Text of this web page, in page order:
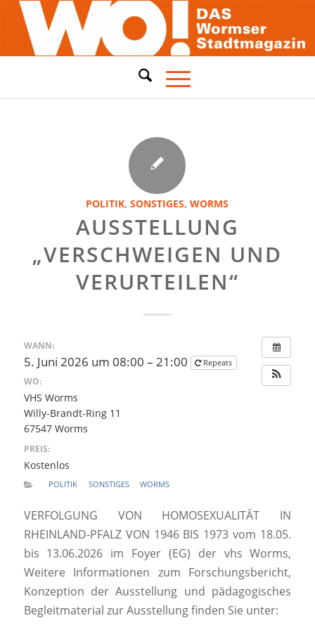
POLITIK,SONSTIGES,WORMS
AUSSTELLUNG
„VERSCHWEIGEN UND
VERURTEILEN“
WANN:
5. Juni 2026 um 08:00 – 21:00 Repeats
WO:
VHS Worms
Willy-Brandt-Ring 11
67547 Worms
PREIS:
Kostenlos
POLITIK SONSTIGES WORMS
VERFOLGUNG VON HOMOSEXUALITÄT IN
RHEINLAND-PFALZ VON 1946 BIS 1973 vom 18.05.
bis 13.06.2026 im Foyer (EG) der vhs Worms,
Weitere Informationen zum Forschungsbericht,
Konzeption der Ausstellung und pädagogisches
Begleitmaterial zur Ausstellung finden Sie unter: